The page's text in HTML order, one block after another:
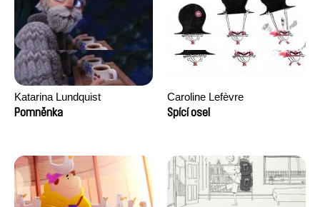
Katarina Lundquist
Pomněnka
Caroline Lefèvre
Spící osel